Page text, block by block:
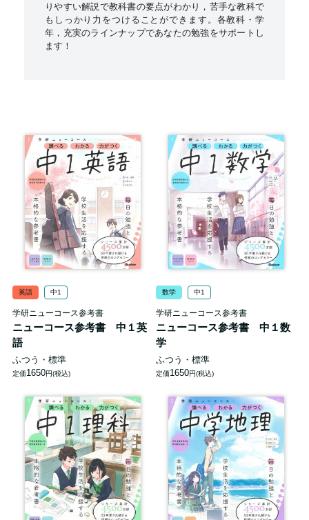
りやすい解説で教科書の要点がわかり，苦手な教科で
もしっかり力をつけることができます。各教科・学
年，充実のラインナップであなたの勉強をサポートし
ます！
英語 中1
学研ニューコース参考書
ニューコース参考書 中１英
語
ふつう・標準
定価1650円(税込)
数学 中1
学研ニューコース参考書
ニューコース参考書 中１数
学
ふつう・標準
定価1650円(税込)